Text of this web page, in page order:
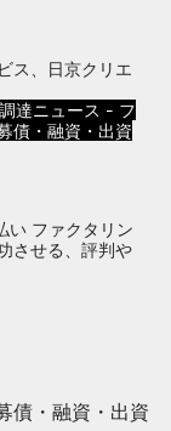
ス、日京クリエ
達ニュース - フ
債・融資・出資
い ファクタリン
させる、評判や
債・融資・出資